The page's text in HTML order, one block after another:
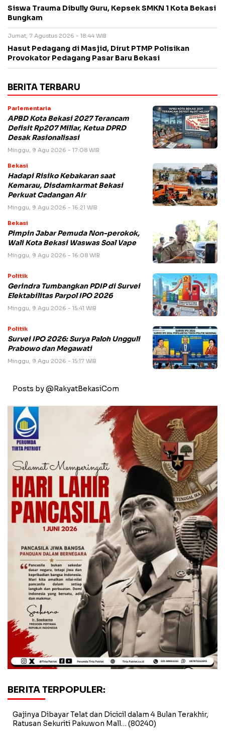
Siswa Trauma Dibully Guru, Kepsek SMKN 1 Kota Bekasi
Bungkam
Jumat, 7 Agustus 2026 - 18:44 WIB
Hasut Pedagang di Masjid, Dirut PTMP Polisikan
Provokator Pedagang Pasar Baru Bekasi
BERITA TERBARU
Parlementaria
APBD Kota Bekasi 2027 Terancam
Defisit Rp207 Miliar, Ketua DPRD
Desak Rasionalisasi
Minggu, 9 Agu 2026 - 17:08 WIB
Bekasi
Hadapi Risiko Kebakaran saat
Kemarau, Disdamkarmat Bekasi
Perkuat Cadangan Air
Minggu, 9 Agu 2026 - 16:21 WIB
Bekasi
Pimpin Jabar Pemuda Non-perokok,
Wali Kota Bekasi Waswas Soal Vape
Minggu, 9 Agu 2026 - 16:08 WIB
Politik
Gerindra Tumbangkan PDIP di Survei
Elektabilitas Parpol IPO 2026
Minggu, 9 Agu 2026 - 15:41 WIB
Politik
Survei IPO 2026: Surya Paloh Ungguli
Prabowo dan Megawati
Minggu, 9 Agu 2026 - 15:17 WIB
Posts by @RakyatBekasiCom
BERITA TERPOPULER:
Gajinya Dibayar Telat dan Dicicil dalam 4 Bulan Terakhir,
Ratusan Sekuriti Pakuwon Mall… (80240)